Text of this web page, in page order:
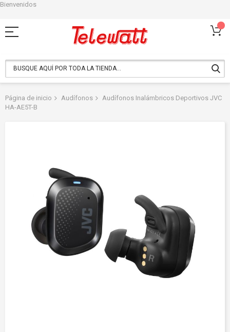
Bienvenidos
al
contenido
Página de inicio Audífonos
Audífonos Inalámbricos Deportivos JVC
HA-AE5T-B